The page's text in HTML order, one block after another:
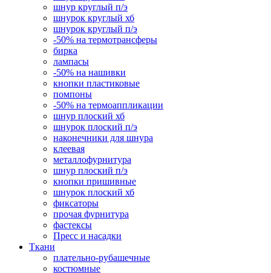
шнур круглый п/э
шнурок круглый хб
шнурок круглый п/э
-50% на термотрансферы
бирка
лампасы
-50% на нашивки
кнопки пластиковые
помпоны
-50% на термоаппликации
шнур плоский хб
шнурок плоский п/э
наконечники для шнура
клеевая
металлофурнитура
шнур плоский п/э
кнопки пришивные
шнурок плоский хб
фиксаторы
прочая фурнитура
фастексы
Пресс и насадки
Ткани
плательно-рубашечные
костюмные